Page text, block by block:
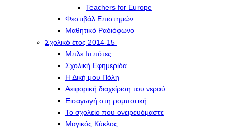
Teachers for Europe
Φεστιβάλ Επιστημών
Μαθητικό Ραδιόφωνο
Σχολικό έτος 2014-15
Μπλε Ιππότες
Σχολική Εφημερίδα
Η Δική μου Πόλη
Αειφορική διαχείριση του νερού
Εισαγωγή στη ρομποτική
Το σχολείο που ονειρευόμαστε
Μαγικός Κύκλος